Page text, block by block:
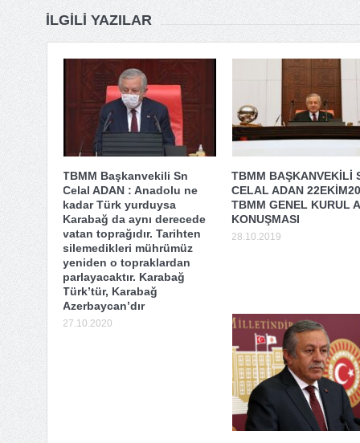
İLGILI YAZILAR
TBMM Başkanvekili Sn
Celal ADAN : Anadolu ne
kadar Türk yurduysa
Karabağ da aynı derecede
vatan toprağıdır. Tarihten
silemedikleri mührümüz
yeniden o topraklardan
parlayacaktır. Karabağ
Türk’tür, Karabağ
Azerbaycan’dır
27.10.2020
TBMM BAŞKANVEKİLİ
CELAL ADAN
TBMM GENEL KURUL
KONUŞMASI
28.10.2019